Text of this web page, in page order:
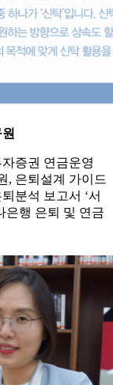
증권 연금운영
, 은퇴설계 가이드
분석 보고서 ‘서
은행 은퇴 및 연금